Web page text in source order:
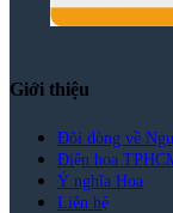
Giới thiệu
Đôi dòng về
Điện hoa
Ý nghĩa Hoa
Liên hệ